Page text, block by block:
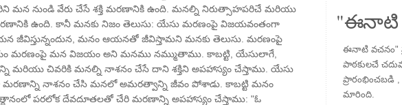
మన నుండి వేరు చేసే శక్తి మరణానికి ఉంది. మనల్ని నిరుత్సాహపరిచే మరియు
ఉంది. కానీ మనకు నిజం తెలుసు: యేసు మరణంపై విజయవంతంగా
జీవిస్తున్నందున, మనం ఆయనతో జీవిస్తామని మనకు తెలుసు. మరణంపై
మరణంపై మన విజయం అని మనము నమ్ముతాము. కాబట్టి, యేసులాగే,
మరియు చివరికి మనల్ని నాశనం చేసే దాని శక్తిని అపహాస్యం చేస్తాము. యేసు
మరణాన్ని నాశనం చేసి మనలో అమరత్వాన్ని జీవం పోశాడు. కాబట్టి మనం
పరలోక దేవదూతలతో చేరి మరణాన్ని అపహాస్యం చేస్తాము: "ఓ
"ఈనాటి
ఈనాటి వచనం"
పాఠకులచే
ప్రారంభించబడి
మారింది.